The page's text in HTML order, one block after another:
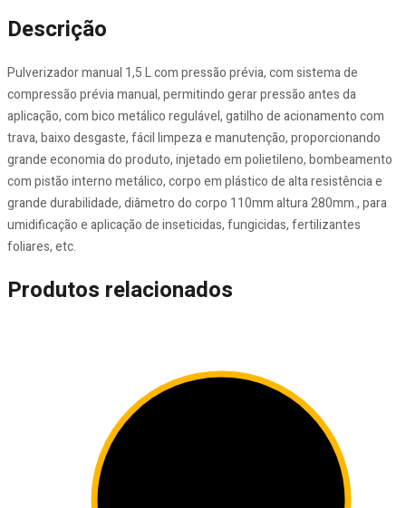
Descrição
Pulverizador manual 1,5 L com pressão prévia, com sistema de
compressão prévia manual, permitindo gerar pressão antes da
aplicação, com bico metálico regulável, gatilho de acionamento com
trava, baixo desgaste, fácil limpeza e manutenção, proporcionando
grande economia do produto, injetado em polietileno, bombeamento
com pistão interno metálico, corpo em plástico de alta resistência e
grande durabilidade, diâmetro do corpo 110mm altura 280mm., para
umidificação e aplicação de inseticidas, fungicidas, fertilizantes
foliares, etc.
Produtos relacionados